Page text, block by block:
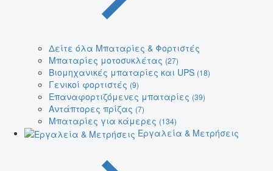
Δείτε όλα Μπαταρίες & Φορτιστές
Μπαταρίες μοτοσυκλέτας (27)
Βιομηχανικές μπαταρίες και UPS (18)
Γενικοί φορτιστές (9)
Επαναφορτιζόμενες μπαταρίες (39)
Αντάπτορες πρίζας (7)
Μπαταρίες για κάμερες (134)
Εργαλεία & Μετρήσεις